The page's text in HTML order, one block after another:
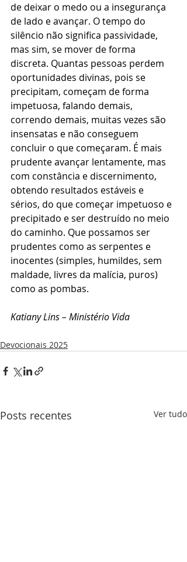
de deixar o medo ou a insegurança
de lado e avançar. O tempo do
silêncio não significa passividade,
mas sim, se mover de forma
discreta. Quantas pessoas perdem
oportunidades divinas, pois se
precipitam, começam de forma
impetuosa, falando demais,
correndo demais, muitas vezes são
insensatas e não conseguem
concluir o que começaram. É mais
prudente avançar lentamente, mas
com constância e discernimento,
obtendo resultados estáveis e
sérios, do que começar impetuoso e
precipitado e ser destruído no meio
do caminho. Que possamos ser
prudentes como as serpentes e
inocentes (simples, humildes, sem
maldade, livres da malícia, puros)
como as pombas.
Katiany Lins – Ministério Vida
Devocionais 2025
Posts recentes Ver tudo